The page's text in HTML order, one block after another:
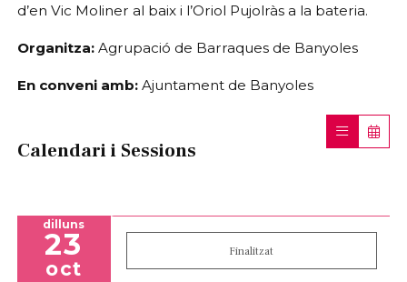
d’en Vic Moliner al baix i l’Oriol Pujolràs a la bateria.
Organitza: Agrupació de Barraques de Banyoles
En conveni amb: Ajuntament de Banyoles
Calendari i Sessions
dilluns
23
oct
Finalitzat